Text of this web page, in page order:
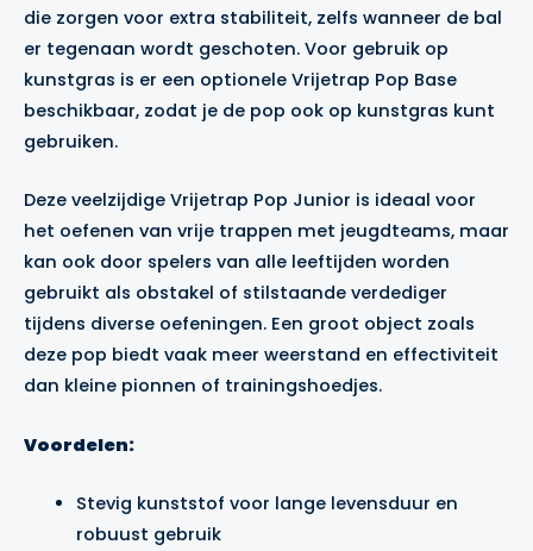
die zorgen voor extra stabiliteit, zelfs wanneer de bal
er tegenaan wordt geschoten. Voor gebruik op
kunstgras is er een optionele Vrijetrap Pop Base
beschikbaar, zodat je de pop ook op kunstgras kunt
gebruiken.
Deze veelzijdige Vrijetrap Pop Junior is ideaal voor
het oefenen van vrije trappen met jeugdteams, maar
kan ook door spelers van alle leeftijden worden
gebruikt als obstakel of stilstaande verdediger
tijdens diverse oefeningen. Een groot object zoals
deze pop biedt vaak meer weerstand en effectiviteit
dan kleine pionnen of trainingshoedjes.
Voordelen:
Stevig kunststof voor lange levensduur en
robuust gebruik